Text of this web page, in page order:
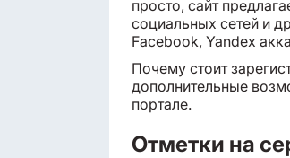
просто, сайт
социальных сетей и
Facebook, Yandex
Почему стоит
дополнительные
портале.
Отметки на